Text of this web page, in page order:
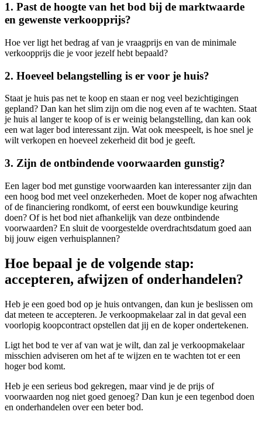
1. Past de hoogte van het bod bij de marktwaarde
en gewenste verkoopprijs?
Hoe ver ligt het bedrag af van je vraagprijs en van de minimale
verkoopprijs die je voor jezelf hebt bepaald?
2. Hoeveel belangstelling is er voor je huis?
Staat je huis pas net te koop en staan er nog veel bezichtigingen
gepland? Dan kan het slim zijn om die nog even af te wachten. Staat
je huis al langer te koop of is er weinig belangstelling, dan kan ook
een wat lager bod interessant zijn. Wat ook meespeelt, is hoe snel je
wilt verkopen en hoeveel zekerheid dit bod je geeft.
3. Zijn de ontbindende voorwaarden gunstig?
Een lager bod met gunstige voorwaarden kan interessanter zijn dan
een hoog bod met veel onzekerheden. Moet de koper nog afwachten
of de financiering rondkomt, of eerst een bouwkundige keuring
doen? Of is het bod niet afhankelijk van deze ontbindende
voorwaarden? En sluit de voorgestelde overdrachtsdatum goed aan
bij jouw eigen verhuisplannen?
Hoe bepaal je de volgende stap:
accepteren, afwijzen of onderhandelen?
Heb je een goed bod op je huis ontvangen, dan kun je beslissen om
dat meteen te accepteren. Je verkoopmakelaar zal in dat geval een
voorlopig koopcontract opstellen dat jij en de koper ondertekenen.
Ligt het bod te ver af van wat je wilt, dan zal je verkoopmakelaar
misschien adviseren om het af te wijzen en te wachten tot er een
hoger bod komt.
Heb je een serieus bod gekregen, maar vind je de prijs of
voorwaarden nog niet goed genoeg? Dan kun je een tegenbod doen
en onderhandelen over een beter bod.